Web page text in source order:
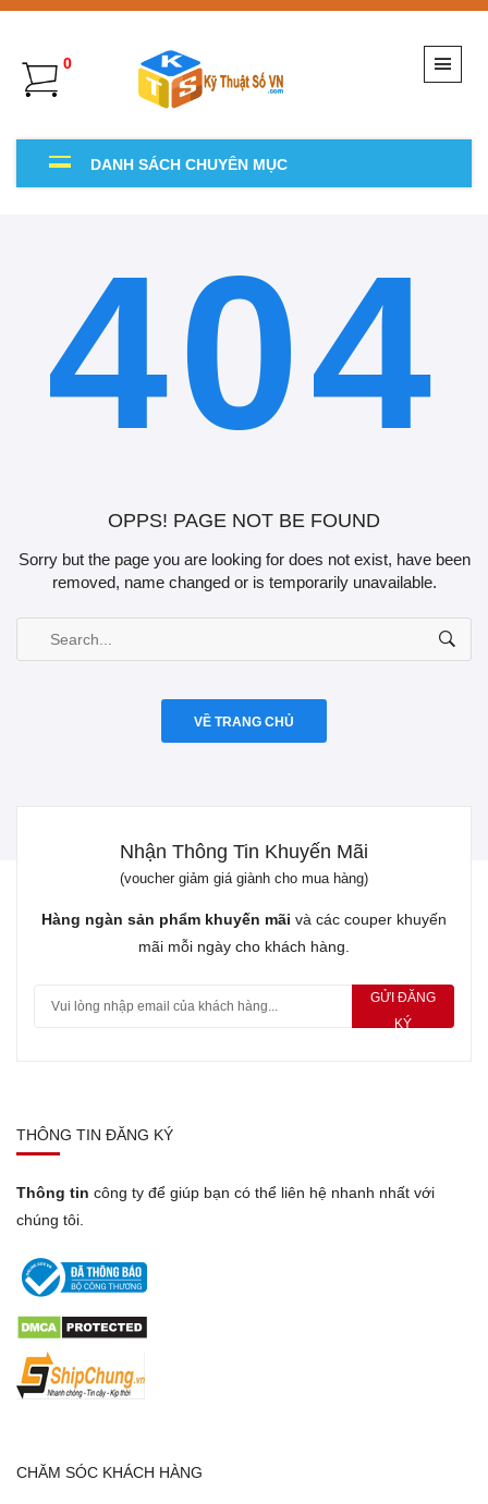
0
DANH SÁCH CHUYÊN MỤC
404
OPPS! PAGE NOT BE FOUND
Sorry but the page you are looking for does not exist, have been
removed, name changed or is temporarily unavailable.
VỀ TRANG CHỦ
Nhận Thông Tin Khuyến Mãi
(voucher giảm giá giành cho mua hàng)
Hàng ngàn sản phẩm khuyến mãi và các couper khuyến
mãi mỗi ngày cho khách hàng.
GỬI ĐĂNG
KÝ
THÔNG TIN ĐĂNG KÝ
Thông tin công ty để giúp bạn có thể liên hệ nhanh nhất với
chúng tôi.
CHĂM SÓC KHÁCH HÀNG